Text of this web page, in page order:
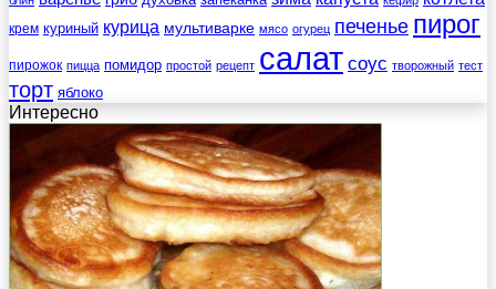
крем куриный курица мультиварке мясо огурец печенье пирог
пирожок пицца помидор простой рецепт салат соус творожный тест
торт яблоко
Интересно